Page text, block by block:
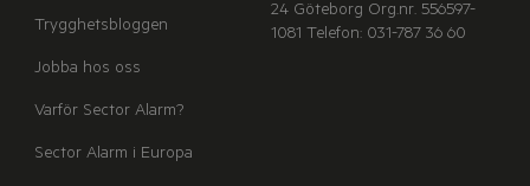
Trygghetsbloggen
Jobba hos oss
Varför Sector Alarm?
Sector Alarm i Europa
24 Göteborg Org.nr. 556597-
1081 Telefon: 031-787 36 60